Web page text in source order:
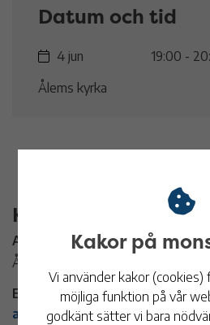
Datum och tid
4 jun
19:00 -
Ålems kyrka
Kontaktinformation
Arrangör:
Ålems församling
E-post:
Kakor på
Vi använder kakor
möjliga funktion på vår
godkänt sätter vi bara